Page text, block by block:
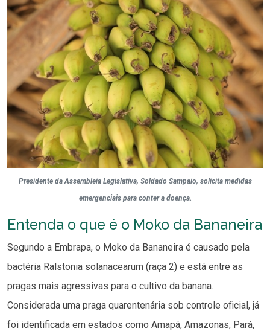
Presidente da Assembleia Legislativa, Soldado Sampaio, solicita medidas
emergenciais para conter a doença.
Entenda o que é o Moko da Bananeira
Segundo a Embrapa, o Moko da Bananeira é causado pela
bactéria Ralstonia solanacearum (raça 2) e está entre as
pragas mais agressivas para o cultivo da banana.
Considerada uma praga quarentenária sob controle oficial, já
foi identificada em estados como Amapá, Amazonas, Pará,